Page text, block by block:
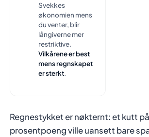
Svekkes
økonomien mens
du venter, blir
långiverne mer
restriktive.
Vilkårene er best
mens regnskapet
er sterkt.
Regnestykket er nøkternt: et kutt
prosentpoeng ville uansett bare